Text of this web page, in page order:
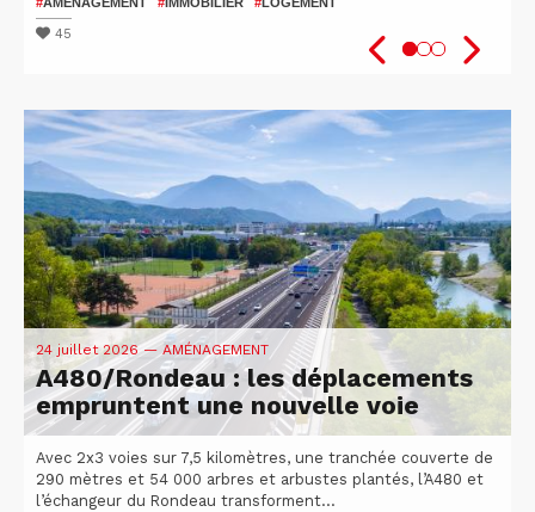
45
#SANTÉ
#VÉLO
24 juillet 2026— AMÉNAGEMENT
A480/Rondeau : les déplacements
empruntent une nouvelle voie
Avec 2x3 voies sur 7,5 kilomètres, une tranchée couverte de
290 mètres et 54 000 arbres et arbustes plantés, l’A480 et
l’échangeur du Rondeau transforment...